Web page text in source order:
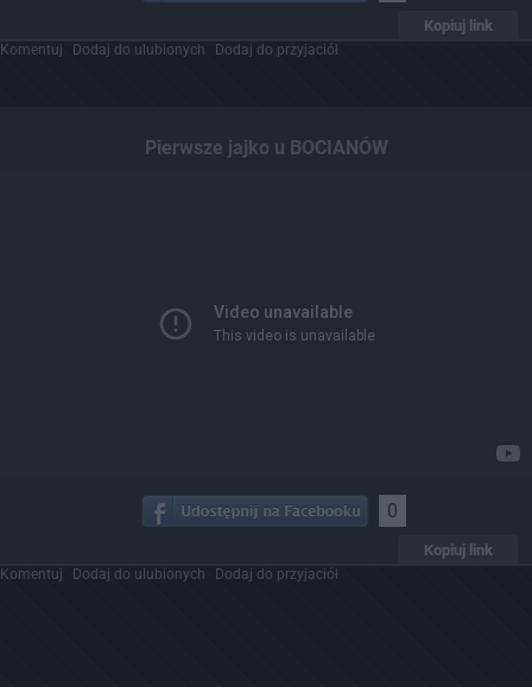
Kopiuj link
Komentuj Dodaj do ulubionych Dodaj do przyjaciół
Pierwsze jajko u BOCIANÓW
0
Kopiuj link
Komentuj Dodaj do ulubionych Dodaj do przyjaciół